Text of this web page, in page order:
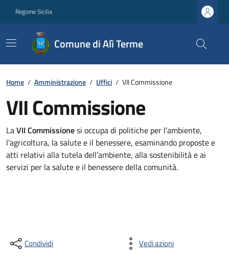
Regione Sicilia
Comune di Alì Terme
Home / Amministrazione / Uffici / VII Commissione
VII Commissione
LaVII Commissionesi occupa di politiche per l’ambiente,
l’agricoltura, la salute e il benessere, esaminando proposte e
atti relativi alla tutela dell’ambiente, alla sostenibilità e ai
servizi per la salute e il benessere della comunità.
Condividi Vedi azioni